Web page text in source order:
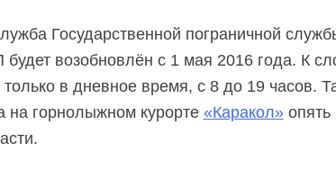
Государственной пограничной
возобновлён с 1 мая 2016 года. К
только в дневное время, с 8 до 19 часов.
на горнолыжном курорте «Каракол»опять